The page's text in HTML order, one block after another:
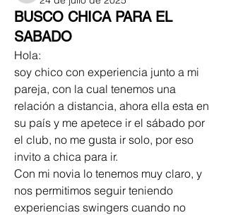
BUSCO CHICA PARA EL
SABADO
Hola:
soy chico con experiencia junto a mi
pareja, con la cual tenemos una
relación a distancia, ahora ella esta en
su país y me apetece ir el sábado por
el club, no me gusta ir solo, por eso
invito a chica para ir.
Con mi novia lo tenemos muy claro, y
nos permitimos seguir teniendo
experiencias swingers cuando no